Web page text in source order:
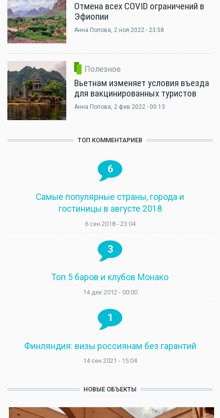
Отмена всех COVID ограничений в
Эфиопии
Анна Попова, 2 ноя 2022 - 23:58
Полезное
Вьетнам изменяет условия въезда
для вакцинированных туристов
Анна Попова, 2 фев 2022 - 00:13
ТОП КОММЕНТАРИЕВ
6
Самые популярные страны, города и
гостиницы в августе 2018
6 сен 2018 - 23:04
3
Топ 5 баров и клубов Монако
14 дек 2012 - 00:00
1
Финляндия: визы россиянам без гарантий
14 сен 2021 - 15:04
НОВЫЕ ОБЪЕКТЫ